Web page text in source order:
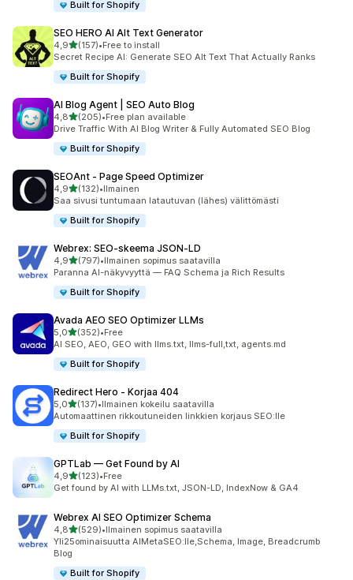
Built for Shopify
SEO HERO AI Alt Text Generator
4,9/ 5 tähteä
(157)
157 arvostelua yhteensä
•Free to install
Secret Recipe AI: Generate SEO Alt Text That Actually Ranks
Built for Shopify
AI Blog Agent | SEO Auto Blog
4,8/ 5 tähteä
(205)
205 arvostelua yhteensä
•Free plan available
Drive Traffic With AI Blog Writer & Fully Automated SEO Blog
Built for Shopify
SEOAnt ‑ Page Speed Optimizer
4,9/ 5 tähteä
(132)
132 arvostelua yhteensä
•Ilmainen
Saa sivusi tuntumaan latautuvan (lähes) välittömästi
Built for Shopify
Webrex: SEO‑skeema JSON‑LD
4,9/ 5 tähteä
(797)
797 arvostelua yhteensä
•Ilmainen sopimus saatavilla
Paranna AI-näkyvyyttä — FAQ Schema ja Rich Results
Built for Shopify
Avada AEO SEO Optimizer LLMs
5,0/ 5 tähteä
(352)
352 arvostelua yhteensä
•Free
AI SEO, AEO, GEO with llms.txt, llms-full,txt, agents.md
Built for Shopify
Redirect Hero ‑ Korjaa 404
5,0/ 5 tähteä
(137)
137 arvostelua yhteensä
•Ilmainen kokeilu saatavilla
Automaattinen rikkoutuneiden linkkien korjaus SEO:lle
Built for Shopify
GPTLab — Get Found by AI
4,9/ 5 tähteä
(123)
123 arvostelua yhteensä
•Free
Get found by AI with LLMs.txt, JSON-LD, IndexNow & GA4
Webrex AI SEO Optimizer Schema
4,8/ 5 tähteä
(529)
529 arvostelua yhteensä
•Ilmainen sopimus saatavilla
Yli25ominaisuutta AIMetaSEO:lle,Schema, Image, Breadcrumb
BIog
Built for Shopify